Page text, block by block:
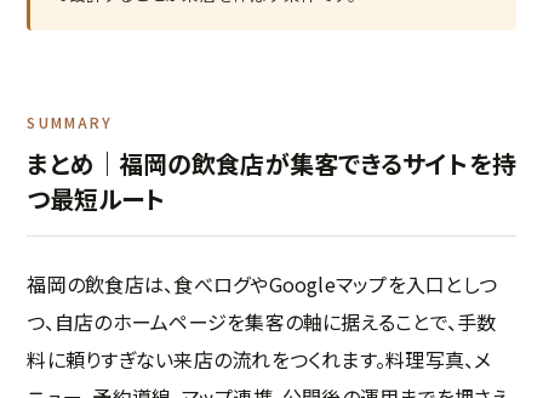
SUMMARY
まとめ｜福岡の飲食店が集客できるサイトを持
つ最短ルート
福岡の飲食店は、食べログやGoogleマップを入口としつ
つ、自店のホームページを集客の軸に据えることで、手数
料に頼りすぎない来店の流れをつくれます。料理写真、メ